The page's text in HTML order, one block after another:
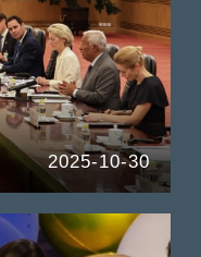
2025-10-30